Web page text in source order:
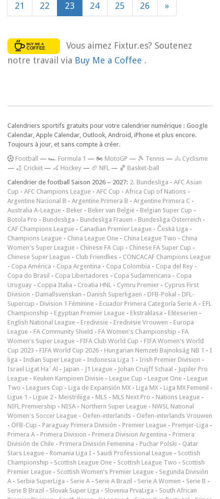
21 22 23 24 25 26 »
Vous aimez Fixtur.es? Soutenez
notre travail via Buy Me a Coffee .
Calendriers sportifs gratuits pour votre calendrier numérique : Google
Calendar, Apple Calendar, Outlook, Android, iPhone et plus encore.
Toujours à jour, et sans compte à créer.
Football — 🏎️ Formula 1 — 🏍 MotoGP — 🎾 Tennis — 🚴 Cyclisme
— 🏏 Cricket — 🏑 Hockey — 🏈 NFL — 🏀 Basket-ball
Calendrier de football Saison 2026 – 2027: 2. Bundesliga - AFC Asian
Cup - AFC Champions League - AFC Cup - Africa Cup of Nations -
Argentine Nacional B - Argentine Primera B - Argentine Primera C -
Australia A-League - Beker - Beker van België - Belgian Super Cup -
Botola Pro - Bundesliga - Bundesliga Frauen - Bundesliga Österreich -
CAF Champions League - Canadian Premier League - Česká Liga -
Champions League - China League One - China League Two - China
Women's Super League - Chinese FA Cup - Chinese FA Super Cup -
Chinese Super League - Club Friendlies - CONCACAF Champions League
- Copa América - Copa Argentina - Copa Colombia - Copa del Rey -
Copa do Brasil - Copa Libertadores - Copa Sudamericana - Copa
Uruguay - Coppa Italia - Croatia HNL - Cymru Premier - Cyprus First
Division - Damallsvenskan - Danish Superligaen - DFB-Pokal - DFL-
Supercup - Division 1 Féminine - Ecuador Primera Categoría Serie A - EFL
Championship - Egyptian Premier League - Ekstraklasa - Eliteserien -
English National League - Eredivisie - Eredivisie Vrouwen - Europa
League - FA Community Shield - FA Women's Championship - FA
Women's Super League - FIFA Club World Cup - FIFA Women's World
Cup 2023 - FIFA World Cup 2026 - Hungarian Nemzeti Bajnokság NB 1 - I
liga - Indian Super League - Indonesia Liga 1 - Irish Premier Division -
Israel Ligat Ha`Al - Japan - J1 League - Johan Cruijff Schaal - Jupiler Pro
League - Keuken Kampioen Divisie - League Cup - League One - League
Two - Leagues Cup - Liga de Expansión MX - Liga MX - Liga MX Femenil -
Ligue 1 - Ligue 2 - Meistriliiga - MLS - MLS Next Pro - Nations League -
NIFL Premiership - NISA - Northern Super League - NWSL National
Women's Soccer League - Oefen-interlands - Oefen-interlands Vrouwen
- ÖFB-Cup - Paraguay Primera División - Premier League - Premjer-Liga -
Primera A - Primera Division - Primera Division Argentina - Primera
División de Chile - Primera División Femenina - Puchar Polski - Qatar
Stars League - Romania Liga I - Saudi Professional League - Scottish
Championship - Scottish League One - Scottish League Two - Scottish
Premier League - Scottish Women's Premier League - Segunda División
A - Serbia SuperLiga - Serie A - Serie A Brazil - Serie A Women - Serie B -
Serie B Brazil - Slovak Super Liga - Slovenia PrvaLiga - South African